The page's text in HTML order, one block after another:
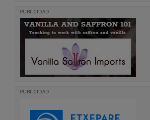
PUBLICIDAD
PUBLICIDAD